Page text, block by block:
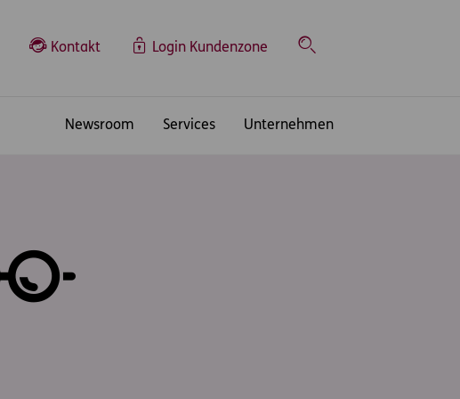
Kontakt Login Kundenzone
Suche
Newsroom Services Unternehmen